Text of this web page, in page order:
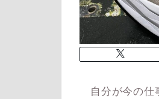
自分が今の仕